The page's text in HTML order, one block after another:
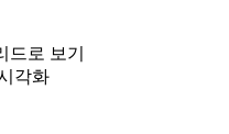
드로 보기
각화